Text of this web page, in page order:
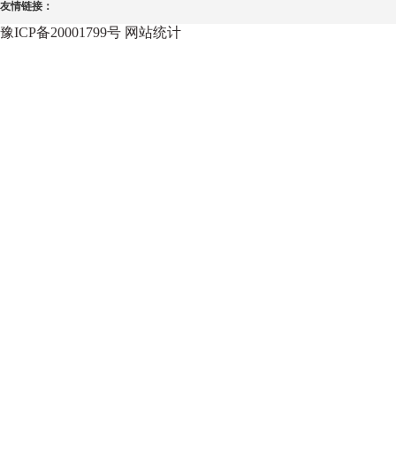
友情链接：
豫ICP备20001799号 网站统计